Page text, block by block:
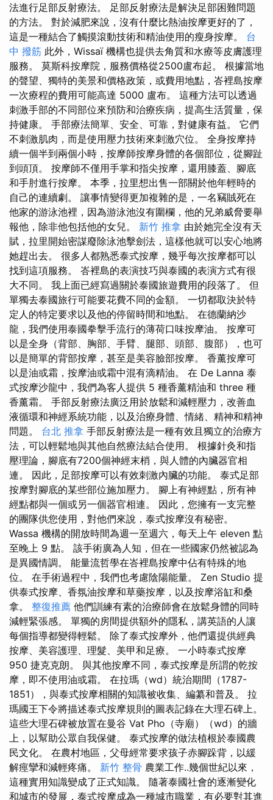
法進行足部反射療法。 足部反射療法是解決足部困難問題
的方法。 對於減肥來說，沒有什麼比熱油按摩更好的了，
這是一種結合了觸摸滾動技術和精油使用的瘦身按摩。 台
中 撥筋 此外，Wissaï 機構也提供去角質和水療等皮膚護理
服務。 莫斯科按摩院，服務價格從2500盧布起。 根據當地
的聲望、獨特的美景和價格政策，或費用地點，峇裡島按摩
一次療程的費用可能高達 5000 盧布。 這種方法可以透過
刺激手部的不同部位來預防和治療疾病，提高生活質量，保
持健康。 手部療法簡單、安全、可靠，對健康有益。 它們
不刺激肌肉，而是使用壓力技術來刺激穴位。 全身按摩持
續一個半到兩個小時，按摩師按摩身體的各個部位，從腳趾
到頭頂。 按摩師不僅用手掌和指尖按摩，還用膝蓋、腳底
和手肘進行按摩。 本季，拉里想出售一部關於他年輕時的
自己的連續劇。 讓事情變得更加複雜的是，一名竊賊死在
他家的游泳池裡，因為游泳池沒有圍欄，他的兄弟威脅要舉
報他，除非他包括他的女兒。 新竹 推拿 由於她完全沒有天
賦，拉里開始密謀廢除泳池擊劍法，這樣他就可以安心地將
她趕出去。 很多人都熟悉泰式按摩，幾乎每次按摩都可以
找到這項服務。 峇裡島的表演技巧與泰國的表演方式有很
大不同。 我上面已經寫過關於泰國旅遊費用的段落了。 但
單獨去泰國旅行可能要花費不同的金額。 一切都取決於特
定人的特定要求以及他的停留時間和地點。 在德蘭納沙
龍，我們使用泰國拳擊手流行的薄荷口味按摩油。 按摩可
以是全身（背部、胸部、手臂、腿部、頭部、腹部），也可
以是簡單的背部按摩，甚至是美容臉部按摩。 香薰按摩可
以是油或霜，按摩油或霜中混有滴精油。 在 De Lanna 泰
式按摩沙龍中，我們為客人提供 5 種香薰精油和 three 種
香薰霜。 手部反射療法廣泛用於放鬆和減輕壓力，改善血
液循環和神經系統功能，以及治療身體、情緒、精神和精神
問題。 台北 推拿 手部反射療法是一種有效且獨立的治療方
法，可以輕鬆地與其他自然療法結合使用。 根據針灸和指
壓理論，腳底有7200個神經末梢，與人體的內臟器官相
連。 因此，足部按摩可以有效刺激內臟的功能。 泰式足部
按摩對腳底的某些部位施加壓力。 腳上有神經點，所有神
經點都與一個或另一個器官相連。 因此，您擁有一支完整
的團隊供您使用，對他們來說，泰式按摩沒有秘密。
Wassa 機構的開放時間為週一至週六，每天上午 eleven 點
至晚上 9 點。 該手術廣為人知，但在一些國家仍然被認為
是異國情調。 能量流哲學在峇裡島按摩中佔有特殊的地
位。 在手術過程中，我們也考慮陰陽能量。 Zen Studio 提
供泰式按摩、香氛油按摩和草藥按摩，以及按摩浴缸和桑
拿。 整復推薦 他們訓練有素的治療師會在放鬆身體的同時
減輕緊張感。 單獨的房間提供額外的隱私，講英語的人讓
每個指導都變得輕鬆。 除了泰式按摩外，他們還提供經典
按摩、美容護理、理髮、美甲和足療。 一小時泰式按摩
950 捷克克朗。 與其他按摩不同，泰式按摩是所謂的乾按
摩，即不使用油或霜。 在拉瑪（wd）統治期間（1787-
1851），與泰式按摩相關的知識被收集、編纂和普及。 拉
瑪國王下令將描述泰式按摩規則的圖表記錄在大理石碑上。
這些大理石碑被放置在曼谷 Vat Pho（寺廟）（wd）的牆
上，以幫助公眾自我保健。 泰式按摩的做法植根於泰國農
民文化。 在農村地區，父母經常要求孩子赤腳跺背，以緩
解痙攣和減輕疼痛。 新竹 整骨 農業工作..幾個世紀以來，
這種實用知識變成了正式知識。 隨著泰國社會的逐漸變化
和城市的發展，泰式按摩成為一種城市職業，有必要對其進